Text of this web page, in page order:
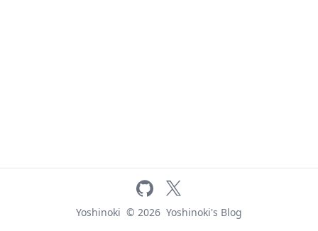
githubx
Yoshinoki © 2026 Yoshinoki's Blog